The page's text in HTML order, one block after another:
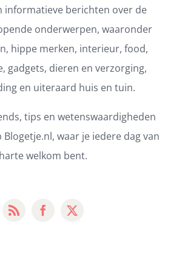
informatieve berichten over de
onderwerpen, waaronder
hippe merken, interieur, food,
gadgets, dieren en verzorging,
en uiteraard huis en tuin.
tips en wetenswaardigheden
waar je iedere dag van
harte welkom bent.